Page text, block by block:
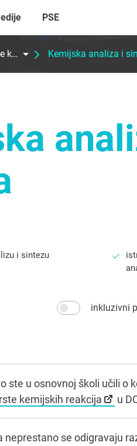
PSE
Kemijske promjene, osnove kemijskog računa i stehiometrija kemijskih reakcija Kemijska analiza i
i sintezu
inkluzivni
ste u osnovnoj školi učili o
kemijskih reakcija u
neprestano se odigravaju